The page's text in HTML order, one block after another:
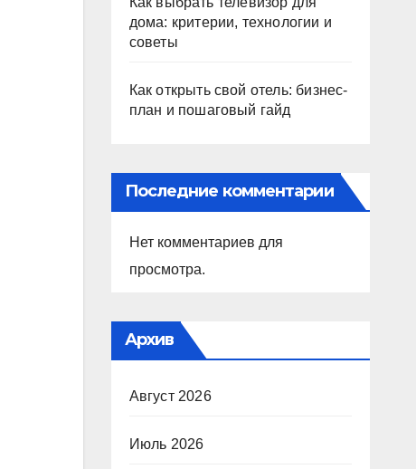
дома: критерии, технологии и
советы
Как открыть свой отель: бизнес-
план и пошаговый гайд
Последние комментарии
Нет комментариев для
просмотра.
Архив
Август 2026
Июль 2026